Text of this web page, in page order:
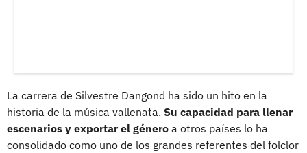
La carrera de Silvestre Dangond ha sido un hito en la
historia de la música vallenata. Su capacidad para llenar
escenarios y exportar el género a otros países lo ha
consolidado como uno de los grandes referentes del folclor